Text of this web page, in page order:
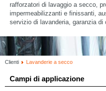
rafforzatori di lavaggio a secco,
impermeabilizzanti e finissanti,
servizio di lavanderia, garanzia di
Clienti Lavanderie a secco
Campi di applicazione